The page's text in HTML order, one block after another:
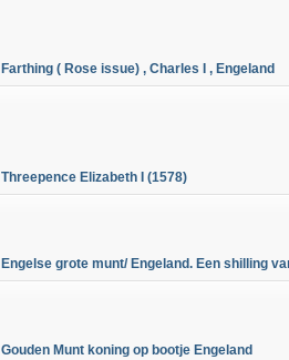
Farthing ( Rose issue) , Charles I , Engeland
Threepence Elizabeth I (1578)
Engelse grote munt/ Engeland. Een shilling
Gouden Munt koning op bootje Engeland